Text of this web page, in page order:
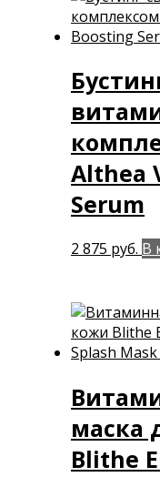
Althea
Serum
2 875 руб. В
маска
Blithe